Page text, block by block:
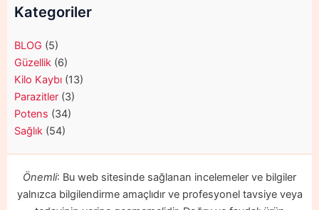
Kategoriler
BLOG (5)
Güzellik (6)
Kilo Kaybı (13)
Parazitler (3)
Potens (34)
Sağlık (54)
Önemli: Bu web sitesinde sağlanan incelemeler ve bilgiler
yalnızca bilgilendirme amaçlıdır ve profesyonel tavsiye veya